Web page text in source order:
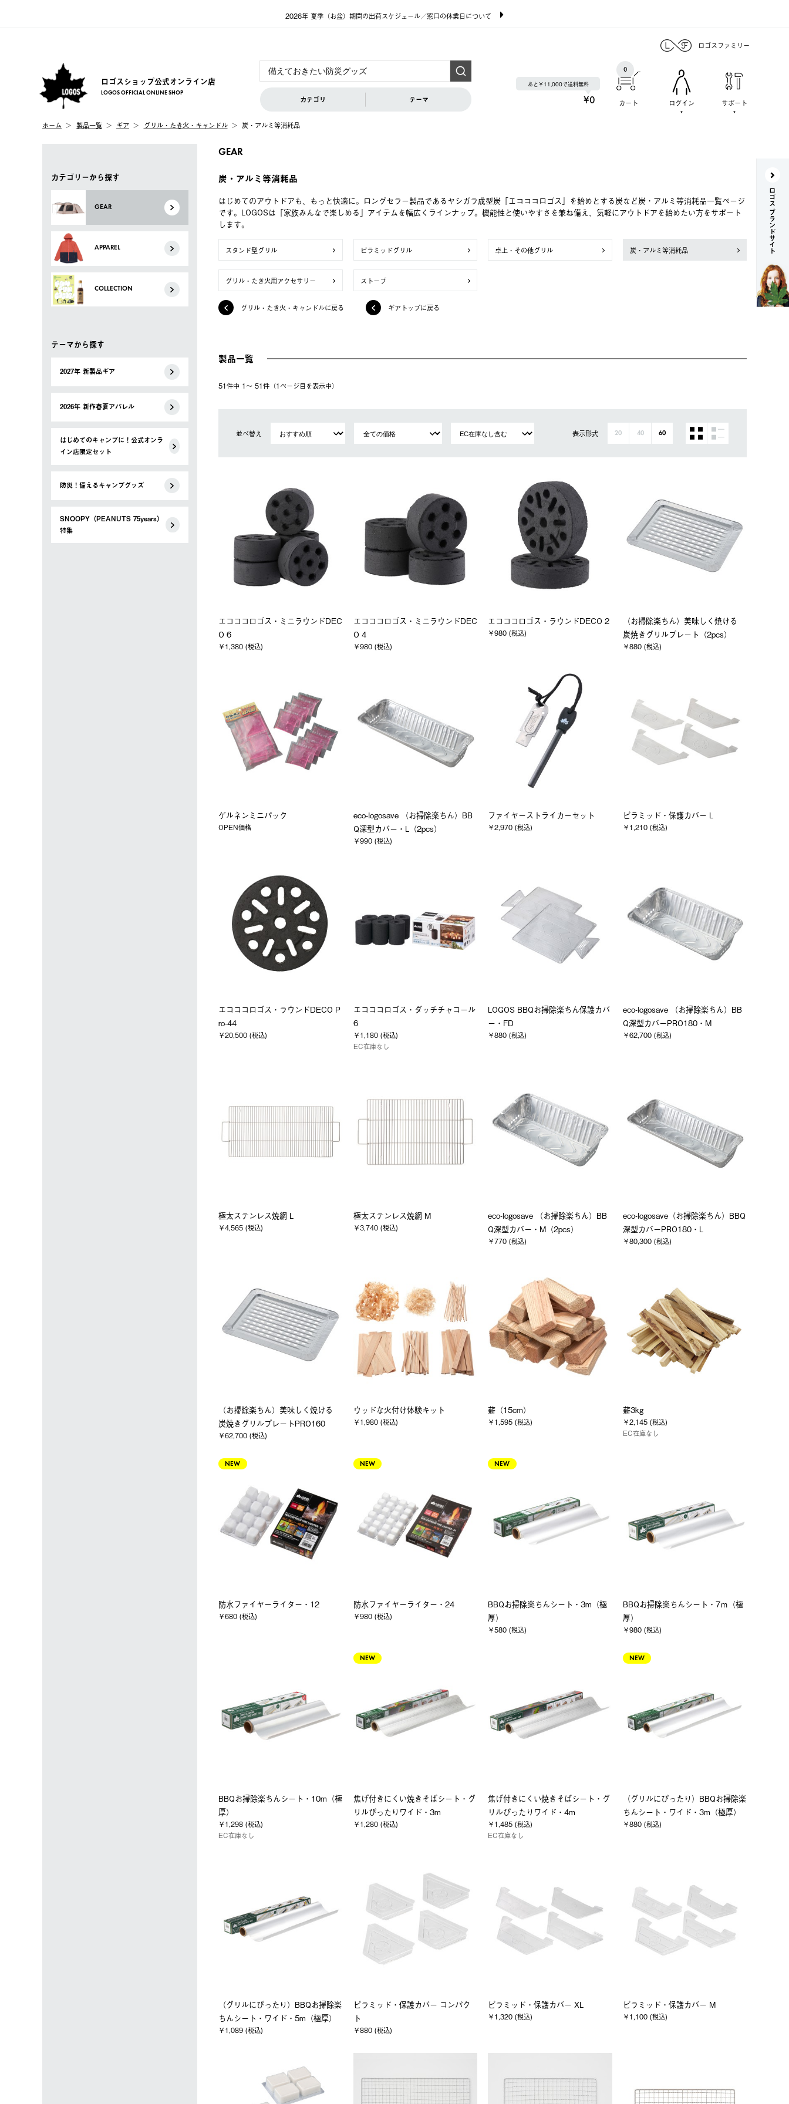
2026年 夏季（お盆）期間の出荷スケジュール／窓口の休業日について
ロゴスファミリー
ロゴスショップ公式オンライン店
LOGOS OFFICIAL ONLINE SHOP
カテゴリ テーマ
あと￥11,000で送料無料
¥0 カート
0
ログイン サポート
ホーム 製品一覧 ギア グリル・たき火・キャンドル 炭・アルミ等消耗品
カテゴリーから探す
GEAR
APPAREL
COLLECTION
テーマから探す
2027年 新製品ギア
2026年 新作春夏アパレル
はじめてのキャンプに！公式オンラ
イン店限定セット
防災！備えるキャンプグッズ
SNOOPY（PEANUTS 75years）
特集
GEAR
炭・アルミ等消耗品
はじめてのアウトドアも、もっと快適に。ロングセラー製品であるヤシガラ成型炭「エコココロゴス」を始めとする炭など炭・アルミ等消耗品一覧ページ
です。LOGOSは「家族みんなで楽しめる」アイテムを幅広くラインナップ。機能性と使いやすさを兼ね備え、気軽にアウトドアを始めたい方をサポート
します。
スタンド型グリル ピラミッドグリル 卓上・その他グリル 炭・アルミ等消耗品
グリル・たき火用アクセサリー ストーブ
グリル・たき火・キャンドルに戻る ギアトップに戻る
製品一覧
51件中 1〜 51件（1ページ⽬を表⽰中）
並べ替え 表示形式 20 40 60
エコココロゴス・ミニラウンドDEC
O 6
￥1,380 (税込)
エコココロゴス・ミニラウンドDEC
O 4
￥980 (税込)
エコココロゴス・ラウンドDECO 2
￥980 (税込)
（お掃除楽ちん）美味しく焼ける
炭焼きグリルプレート（2pcs）
￥880 (税込)
ゲルネンミニパック
OPEN価格
eco-logosave （お掃除楽ちん）BB
Q深型カバー・L（2pcs）
￥990 (税込)
ファイヤーストライカーセット
￥2,970 (税込)
ピラミッド・保護カバー L
￥1,210 (税込)
エコココロゴス・ラウンドDECO P
ro-44
￥20,500 (税込)
エコココロゴス・ダッチチャコール
6
￥1,180 (税込)
EC在庫なし
LOGOS BBQお掃除楽ちん保護カバ
ー・FD
￥880 (税込)
eco-logosave （お掃除楽ちん）BB
Q深型カバーPRO180・M
￥62,700 (税込)
極太ステンレス焼網 L
￥4,565 (税込)
極太ステンレス焼網 M
￥3,740 (税込)
eco-logosave （お掃除楽ちん）BB
Q深型カバー・M（2pcs）
￥770 (税込)
eco-logosave（お掃除楽ちん）BBQ
深型カバーPRO180・L
￥80,300 (税込)
（お掃除楽ちん）美味しく焼ける
炭焼きグリルプレートPRO160
￥62,700 (税込)
ウッドな火付け体験キット
￥1,980 (税込)
薪（15cm）
￥1,595 (税込)
薪3kg
￥2,145 (税込)
EC在庫なし
NEW
防水ファイヤーライター・12
￥680 (税込)
NEW
防水ファイヤーライター・24
￥980 (税込)
NEW
BBQお掃除楽ちんシート・3m（極
厚）
￥580 (税込)
BBQお掃除楽ちんシート・7ｍ（極
厚）
￥980 (税込)
BBQお掃除楽ちんシート・10m（極
厚）
￥1,298 (税込)
EC在庫なし
NEW
焦げ付きにくい焼きそばシート・グ
リルぴったりワイド・3m
￥1,280 (税込)
焦げ付きにくい焼きそばシート・グ
リルぴったりワイド・4m
￥1,485 (税込)
EC在庫なし
NEW
（グリルにぴったり）BBQお掃除楽
ちんシート・ワイド・3m（極厚）
￥880 (税込)
（グリルにぴったり）BBQお掃除楽
ちんシート・ワイド・5m（極厚）
￥1,089 (税込)
ピラミッド・保護カバー コンパク
ト
￥880 (税込)
ピラミッド・保護カバー XL
￥1,320 (税込)
ピラミッド・保護カバー M
￥1,100 (税込)
ロゴス ブランドサイト